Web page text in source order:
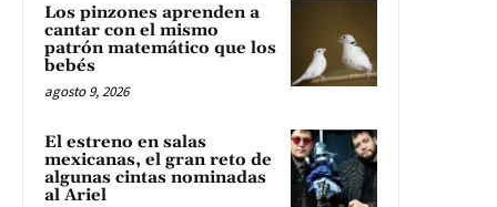
Los pinzones aprenden a
cantar con el mismo
patrón matemático que los
bebés
agosto 9, 2026
El estreno en salas
mexicanas, el gran reto de
algunas cintas nominadas
al Ariel